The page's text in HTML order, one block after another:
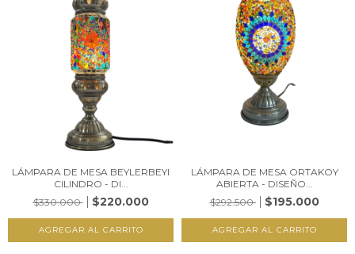
LÁMPARA DE MESA BEYLERBEYI
CILINDRO - DI...
$330.000
$220.000
LÁMPARA DE MESA ORTAKOY
ABIERTA - DISEÑO...
$292.500
$195.000